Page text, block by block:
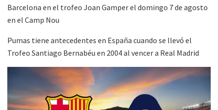
Barcelona en el trofeo Joan Gamper el domingo 7 de agosto
en el Camp Nou
Pumas tiene antecedentes en España cuando se llevó el
Trofeo Santiago Bernabéu en 2004 al vencer a Real Madrid